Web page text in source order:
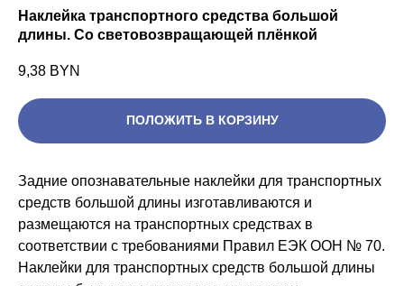
Наклейка транспортного средства большой
длины. Со световозвращающей плёнкой
9,38 BYN
ПОЛОЖИТЬ В КОРЗИНУ
Задние опознавательные наклейки для транспортных
средств большой длины изготавливаются и
размещаются на транспортных средствах в
соответствии с требованиями Правил ЕЭК ООН № 70.
Наклейки для транспортных средств большой длины